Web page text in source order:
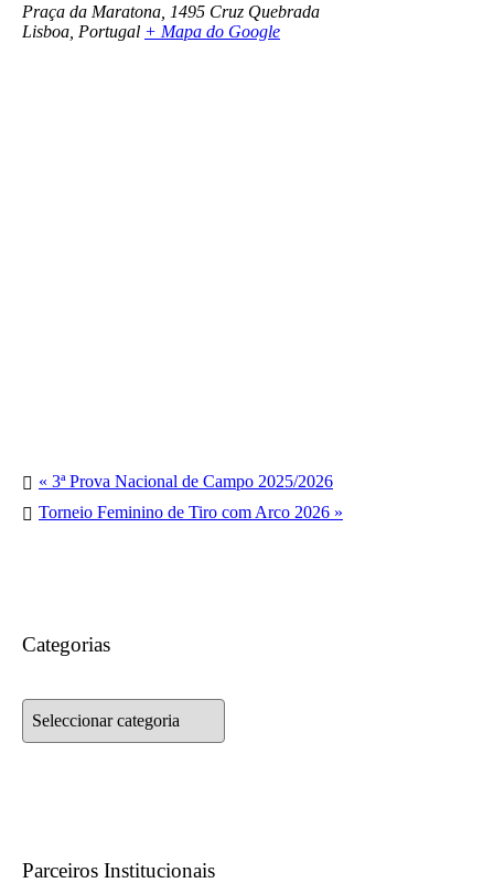
Praça da Maratona, 1495 Cruz Quebrada
Lisboa Portugal + Mapa do Google
« 3ª Prova Nacional de Campo 2025/2026
Torneio Feminino de Tiro com Arco 2026 »
Categorias
Categorias
Parceiros Institucionais